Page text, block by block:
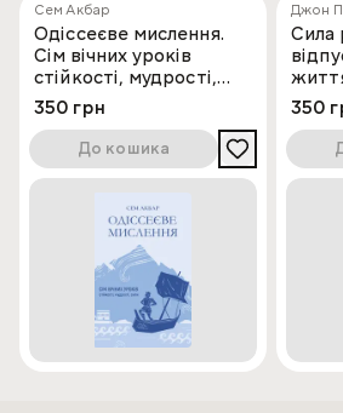
Сем Акбар
Одіссеєве мислення.
Сім вічних уроків
стійкості, мудрості,
сили
350 грн
До кошика
Джон
Сила
350